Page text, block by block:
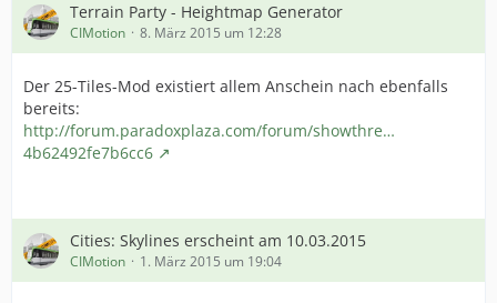
Terrain Party - Heightmap Generator
CIMotion 8. März 2015 um 12:28
Der 25-Tiles-Mod existiert allem Anschein nach ebenfalls
bereits:
http://forum.paradoxplaza.com/forum/showthre…
4b62492fe7b6cc6
Cities: Skylines erscheint am 10.03.2015
CIMotion 1. März 2015 um 19:04